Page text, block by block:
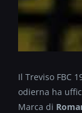
Il Treviso FBC
odierna ha
Marca di